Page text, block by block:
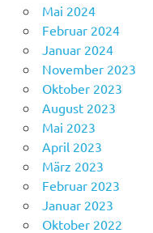
Mai 2024
Februar 2024
Januar 2024
November 2023
Oktober 2023
August 2023
Mai 2023
April 2023
März 2023
Februar 2023
Januar 2023
Oktober 2022